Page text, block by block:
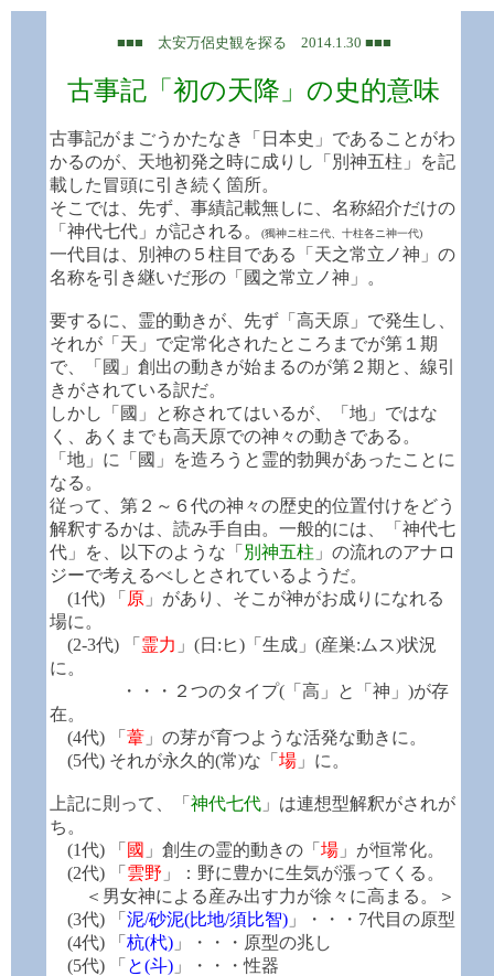
■■■ 太安万侶史観を探る 2014.1.30 ■■■
古事記「初の天降」の史的意味
古事記がまごうかたなき「日本史」であることがわ
かるのが、天地初発之時に成りし「別神五柱」を記
載した冒頭に引き続く箇所。
そこでは、先ず、事績記載無しに、名称紹介だけの
「神代七代」が記される。
(獨神ニ柱ニ代、十柱各ニ神一代)
一代目は、別神の５柱目である「天之常立ノ神」の
名称を引き継いだ形の「國之常立ノ神」。
要するに、霊的動きが、先ず「高天原」で発生し、
それが「天」で定常化されたところまでが第１期
で、「國」創出の動きが始まるのが第２期と、線引
きがされている訳だ。
しかし「國」と称されてはいるが、「地」ではな
く、あくまでも高天原での神々の動きである。
「地」に「國」を造ろうと霊的勃興があったことに
なる。
従って、第２～６代の神々の歴史的位置付けをどう
解釈するかは、読み手自由。一般的には、「神代七
代」を、以下のような「 別神五柱 」の流れのアナロ
ジーで考えるべしとされているようだ。
(1代) 「 原 」があり、そこが神がお成りになれる
場に。
(2-3代) 「 霊力 」(日:ヒ)「生成」(産巣:ムス)状況
に。
・・・２つのタイプ(「高」と「神」)が存
在。
(4代) 「 葦 」の芽が育つような活発な動きに。
(5代) それが永久的(常)な「 場 」に。
上記に則って、「 神代七代 」は連想型解釈がされが
ち。
(1代) 「 國 」創生の霊的動きの「 場 」が恒常化。
(2代) 「 雲野 」：野に豊かに生気が漲ってくる。
＜男女神による産み出す力が徐々に高まる。＞
(3代) 「 泥/砂泥(比地/須比智) 」・・・7代目の原型
(4代) 「 杭(杙) 」・・・原型の兆し
(5代) 「 と(斗) 」・・・性器